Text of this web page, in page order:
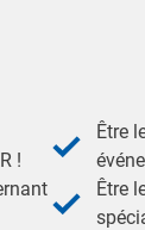
!
Être
Être